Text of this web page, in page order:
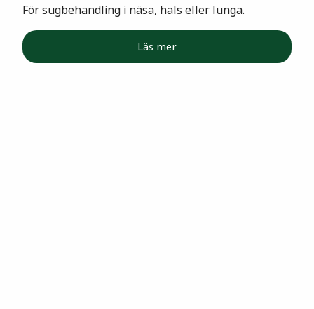
För sugbehandling i näsa, hals eller lunga.
Läs mer